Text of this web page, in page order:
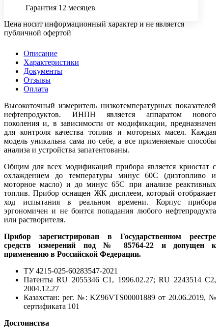
Гарантия 12 месяцев
Цена носит информационный характер и не является
публичной офертой
Описание
Характеристики
Документы
Отзывы
Оплата
Высокоточный измеритель низкотемпературных показателей
нефтепродуктов. ИНПН является аппаратом нового
поколения и, в зависимости от модификации, предназначен
для контроля качества топлив и моторных масел. Каждая
модель уникальна сама по себе, а все применяемые способы
анализа и устройства запатентованы.
Общим для всех модификаций прибора является криостат с
охлаждением до температуры минус 60С (дизтопливо и
моторное масло) и до минус 65С при анализе реактивных
топлив. Прибор оснащен ЖК дисплеем, который отображает
ход испытания в реальном времени. Корпус прибора
эргономичен и не боится попадания любого нефтепродукта
или растворителя.
Прибор зарегистрирован в Государственном реестре
средств измерений под № 85764-22 и допущен к
применению в Российской Федерации.
ТУ 4215-025-60283547-2021
Патенты RU 2055346 C1, 1996.02.27; RU 2243514 C2,
2004.12.27
Казахстан: рег. №: KZ96VTS00001889 от 20.06.2019, №
сертификата 101
Достоинства